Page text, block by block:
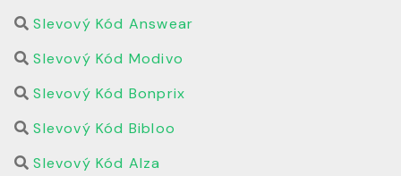
Slevový Kód Answear
Slevový Kód Modivo
Slevový Kód Bonprix
Slevový Kód Bibloo
Slevový Kód Alza